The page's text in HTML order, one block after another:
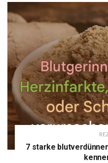
7 starke